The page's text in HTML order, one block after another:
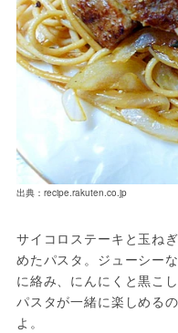
出典：recipe.rakuten.co.jp
サイコロステーキと玉ね
めたパスタ。ジューシー
に絡み、にんにくと黒こ
パスタが一緒に楽しめる
よ。